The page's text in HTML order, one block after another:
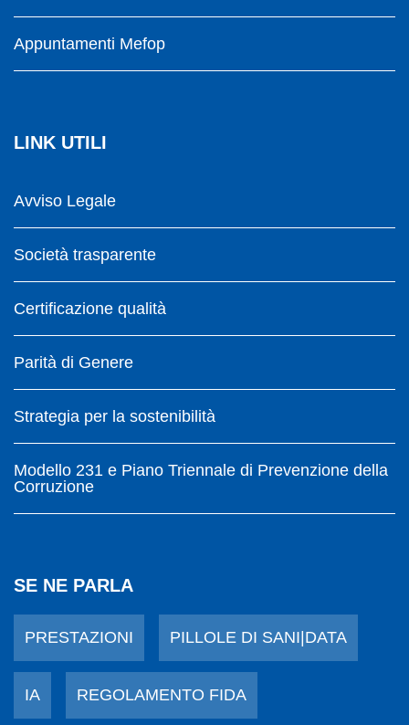
Appuntamenti Mefop
LINK UTILI
Avviso Legale
Società trasparente
Certificazione qualità
Parità di Genere
Strategia per la sostenibilità
Modello 231 e Piano Triennale di Prevenzione della
Corruzione
SE NE PARLA
PRESTAZIONI PILLOLE DI SANI|DATA
IA REGOLAMENTO FIDA